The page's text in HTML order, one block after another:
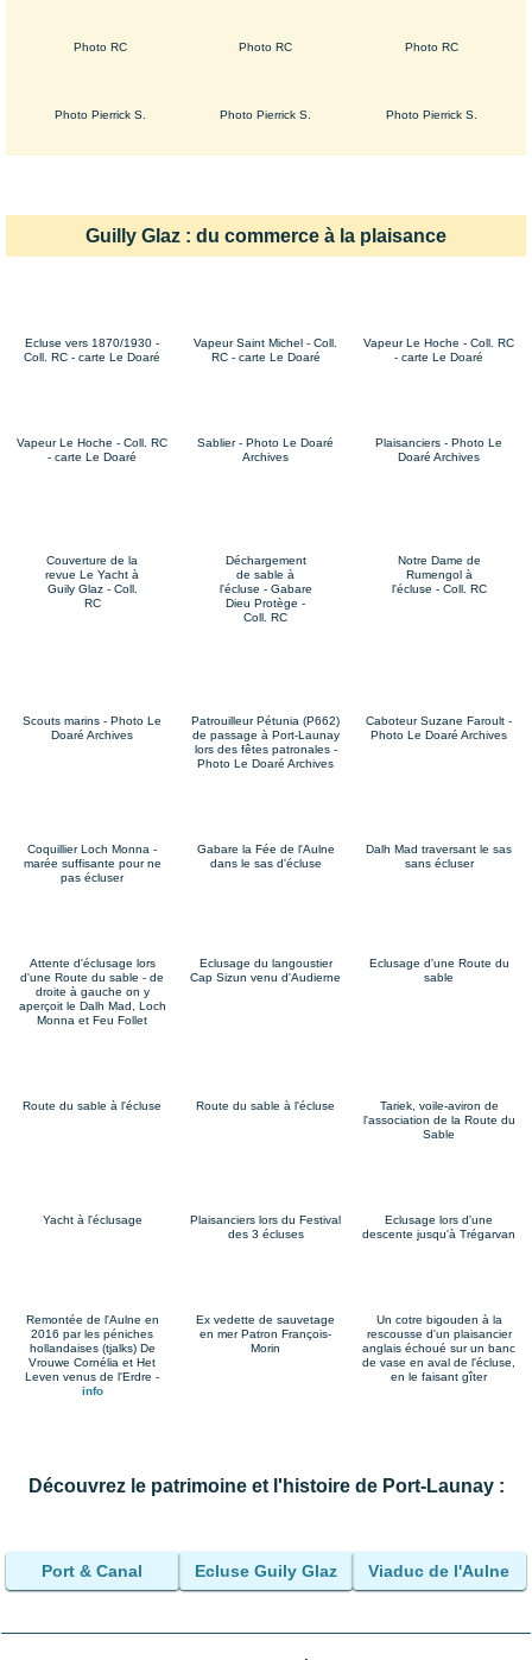
Photo RC Photo RC Photo RC
Photo Pierrick S. Photo Pierrick S. Photo Pierrick S.
Guilly Glaz : du commerce à la plaisance
Ecluse vers 1870/1930 -
Coll. RC - carte Le Doaré
Vapeur Saint Michel - Coll.
RC - carte Le Doaré
Vapeur Le Hoche - Coll. RC
- carte Le Doaré
Vapeur Le Hoche - Coll. RC
- carte Le Doaré
Sablier - Photo Le Doaré
Archives
Plaisanciers - Photo Le
Doaré Archives
Couverture de la
revue Le Yacht à
Guily Glaz - Coll.
RC
Déchargement
de sable à
l'écluse - Gabare
Dieu Protège -
Coll. RC
Notre Dame de
Rumengol à
l'écluse - Coll. RC
Scouts marins - Photo Le
Doaré Archives
Patrouilleur Pétunia (P662)
de passage à Port-Launay
lors des fêtes patronales -
Photo Le Doaré Archives
Caboteur Suzane Faroult -
Photo Le Doaré Archives
Coquillier Loch Monna -
marée suffisante pour ne
pas écluser
Gabare la Fée de l'Aulne
dans le sas d'écluse
Dalh Mad traversant le sas
sans écluser
Attente d'éclusage lors
d'une Route du sable - de
droite à gauche on y
aperçoit le Dalh Mad, Loch
Monna et Feu Follet
Eclusage du langoustier
Cap Sizun venu d'Audierne
Eclusage d'une Route du
sable
Route du sable à l'écluse Route du sable à l'écluse
Tariek, voile-aviron de
l'association de la Route du
Sable
Yacht à l'éclusage
Plaisanciers lors du Festival
des 3 écluses
Eclusage lors d'une
descente jusqu'à Trégarvan
Remontée de l'Aulne en
2016 par les péniches
hollandaises (tjalks) De
Vrouwe Cornélia et Het
Leven venus de l'Erdre -
info
Ex vedette de sauvetage
en mer Patron François-
Morin
Un cotre bigouden à la
rescousse d'un plaisancier
anglais échoué sur un banc
de vase en aval de l'écluse,
en le faisant gîter
Découvrez le patrimoine et l'histoire de Port-Launay :
Port & Canal Ecluse Guily Glaz Viaduc de l'Aulne